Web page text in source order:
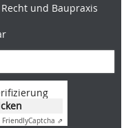
und Baupraxis
FriendlyCaptcha ⇗